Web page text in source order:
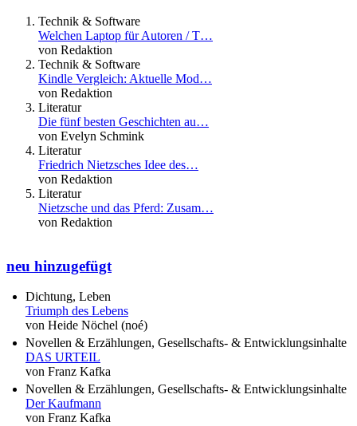
Technik & Software
Welchen Laptop für Autoren / T…
von Redaktion
Technik & Software
Kindle Vergleich: Aktuelle Mod…
von Redaktion
Literatur
Die fünf besten Geschichten au…
von Evelyn Schmink
Literatur
Friedrich Nietzsches Idee des…
von Redaktion
Literatur
Nietzsche und das Pferd: Zusam…
von Redaktion
neu hinzugefügt
Dichtung, Leben
Triumph des Lebens
von Heide Nöchel (noé)
Novellen & Erzählungen, Gesellschafts- & Entwicklungsinhalte
DAS URTEIL
von Franz Kafka
Novellen & Erzählungen, Gesellschafts- & Entwicklungsinhalte
Der Kaufmann
von Franz Kafka